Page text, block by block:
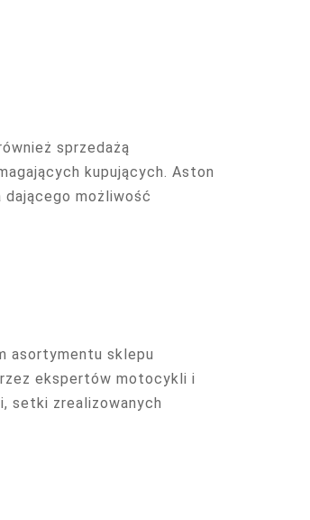
sprzedażą
kupujących. Aston
możliwość
asortymentu sklepu
ekspertów motocykli i
setki zrealizowanych